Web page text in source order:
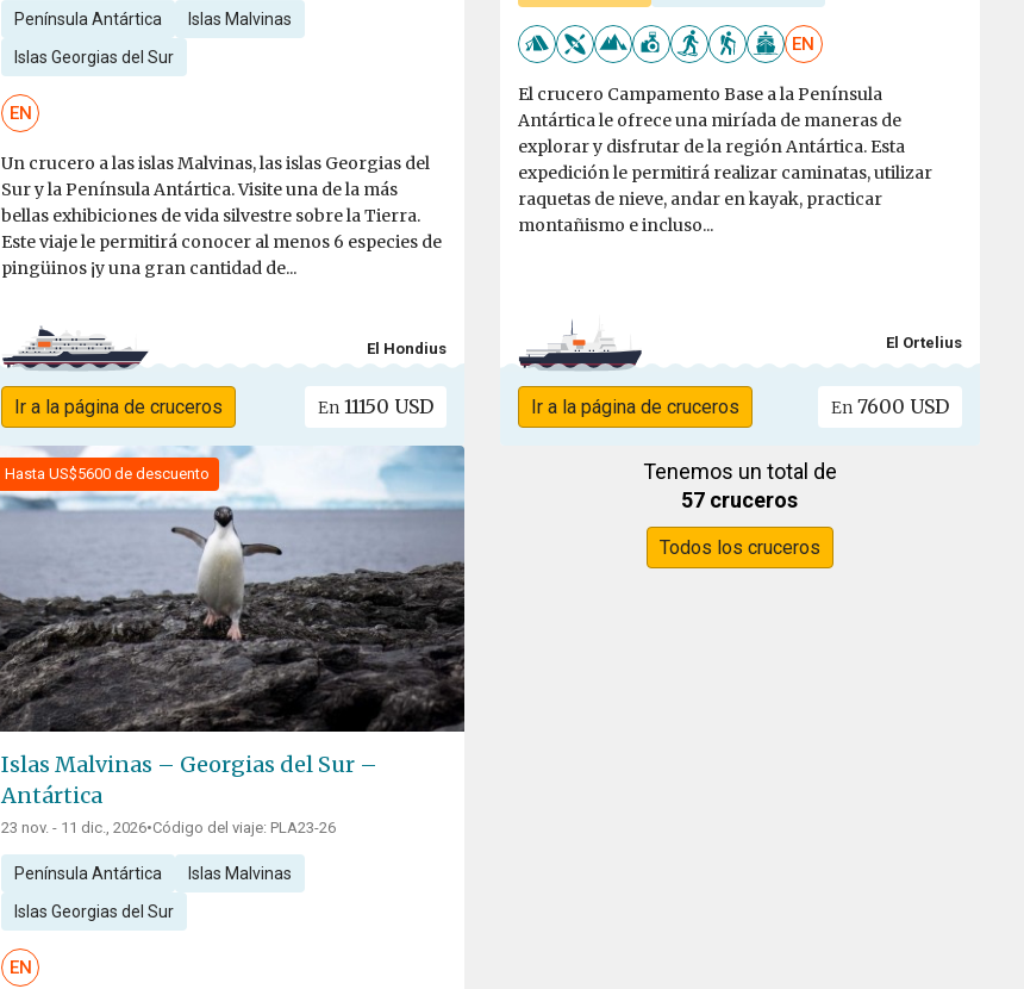
Península Antártica Islas Malvinas
Islas Georgias del Sur
EN
Un crucero a las islas Malvinas, las islas Georgias del
Sur y la Península Antártica. Visite una de la más
bellas exhibiciones de vida silvestre sobre la Tierra.
Este viaje le permitirá conocer al menos 6 especies de
pingüinos ¡y una gran cantidad de...
El Hondius
Ir a la página de cruceros En11150 USD
EN
El crucero Campamento Base a la Península
Antártica le ofrece una miríada de maneras de
explorar y disfrutar de la región Antártica. Esta
expedición le permitirá realizar caminatas, utilizar
raquetas de nieve, andar en kayak, practicar
montañismo e incluso...
El Ortelius
Ir a la página de cruceros En 7600 USD
Hasta US$5600 de descuento
Islas Malvinas – Georgias del Sur –
Antártica
23 nov. - 11 dic., 2026•Código del viaje: PLA23-26
Península Antártica Islas Malvinas
Islas Georgias del Sur
EN
Tenemos un total de
57 cruceros
Todos los cruceros